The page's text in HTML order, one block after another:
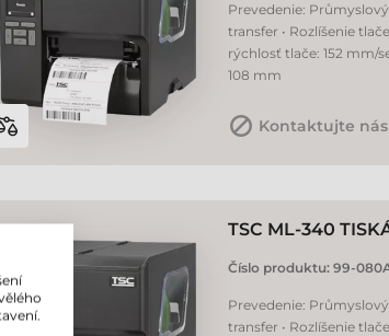
Prevedenie:
transfer • Rozlíšenie
rýchlosť tlače: 152 mm/
108 mm
Kontaktujte nás
TSC ML-340
Číslo produktu: 99-
Prevedenie:
transfer • Rozlíšenie